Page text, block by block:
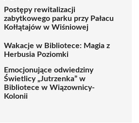
Postępy rewitalizacji
zabytkowego parku przy Pałacu
Kołłątajów w Wiśniowej
Wakacje w Bibliotece: Magia z
Herbusia Poziomki
Emocjonujące odwiedziny
Świetlicy „Jutrzenka” w
Bibliotece w Wiązownicy-
Kolonii